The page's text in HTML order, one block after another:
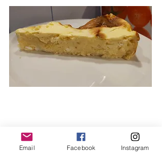
Email Facebook Instagram